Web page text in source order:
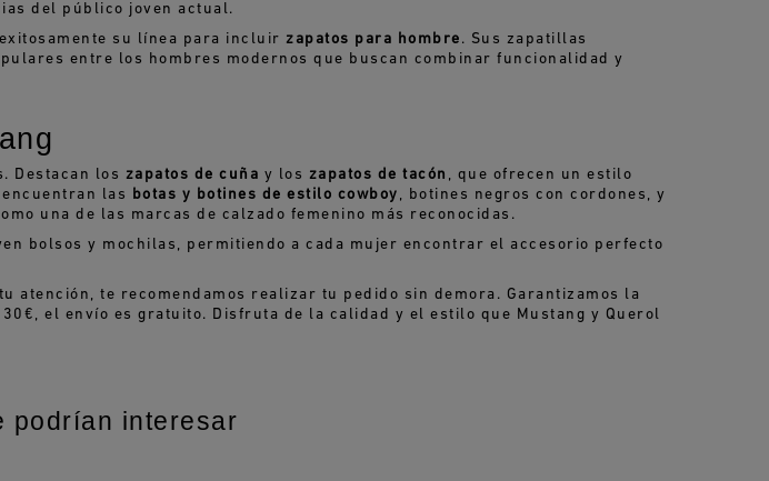
del público joven actual.
su línea para incluir zapatos para hombre . Sus zapatillas
entre los hombres modernos que buscan combinar funcionalidad y
Destacan los zapatos de cuña y los zapatos de tacón , que ofrecen un estilo
las botas y botines de estilo cowboy , botines negros con cordones, y
una de las marcas de calzado femenino más reconocidas.
bolsos y mochilas, permitiendo a cada mujer encontrar el accesorio perfecto
atención, te recomendamos realizar tu pedido sin demora. Garantizamos la
el envío es gratuito. Disfruta de la calidad y el estilo que Mustang y Querol
podrían interesar